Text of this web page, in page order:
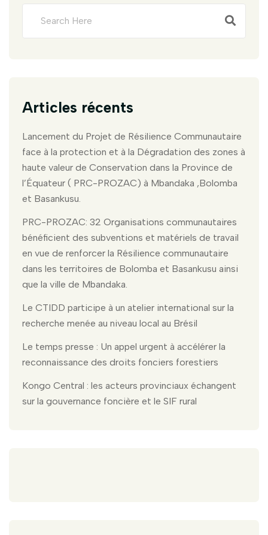
Articles récents
Lancement du Projet de Résilience Communautaire
face à la protection et à la Dégradation des zones à
haute valeur de Conservation dans la Province de
l’Équateur ( PRC-PROZAC) à Mbandaka ,Bolomba
et Basankusu.
PRC-PROZAC: 32 Organisations communautaires
bénéficient des subventions et matériels de travail
en vue de renforcer la Résilience communautaire
dans les territoires de Bolomba et Basankusu ainsi
que la ville de Mbandaka.
Le CTIDD participe à un atelier international sur la
recherche menée au niveau local au Brésil
Le temps presse : Un appel urgent à accélérer la
reconnaissance des droits fonciers forestiers
Kongo Central : les acteurs provinciaux échangent
sur la gouvernance foncière et le SIF rural